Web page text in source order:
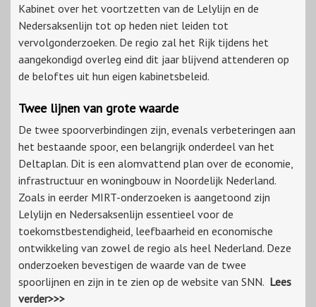
Kabinet over het voortzetten van de Lelylijn en de
Nedersaksenlijn tot op heden niet leiden tot
vervolgonderzoeken. De regio zal het Rijk tijdens het
aangekondigd overleg eind dit jaar blijvend attenderen op
de beloftes uit hun eigen kabinetsbeleid.
Twee lijnen van grote waarde
De twee spoorverbindingen zijn, evenals verbeteringen aan
het bestaande spoor, een belangrijk onderdeel van het
Deltaplan. Dit is een alomvattend plan over de economie,
infrastructuur en woningbouw in Noordelijk Nederland.
Zoals in eerder MIRT-onderzoeken is aangetoond zijn
Lelylijn en Nedersaksenlijn essentieel voor de
toekomstbestendigheid, leefbaarheid en economische
ontwikkeling van zowel de regio als heel Nederland. Deze
onderzoeken bevestigen de waarde van de twee
spoorlijnen en zijn in te zien op de website van SNN. Lees
verder>>>